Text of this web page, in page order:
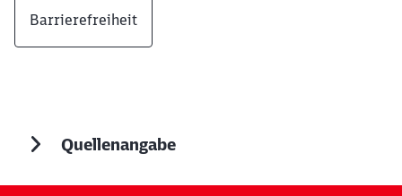
Barrierefreiheit
Quellenangabe